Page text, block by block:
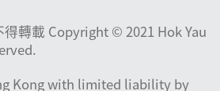
轉載 Copyright © 2021 Hok Yau
Kong with limited liability by